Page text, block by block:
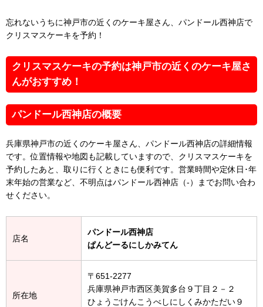
忘れないうちに神戸市の近くのケーキ屋さん、パンドール西神店で
クリスマスケーキを予約！
クリスマスケーキの予約は神戸市の近くのケーキ屋さ
んがおすすめ！
パンドール西神店の概要
兵庫県神戸市の近くのケーキ屋さん、パンドール西神店の詳細情報
です。位置情報や地図も記載していますので、クリスマスケーキを
予約したあと、取りに行くときにも便利です。営業時間や定休日･年
末年始の営業など、不明点はパンドール西神店（-）までお問い合わ
せください。
店名
パンドール西神店
ぱんどーるにしかみてん
所在地
〒651-2277
兵庫県神戸市西区美賀多台９丁目２－２
ひょうごけんこうべしにしくみかただい９